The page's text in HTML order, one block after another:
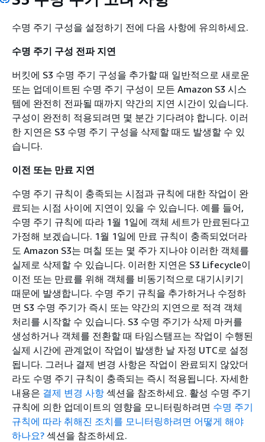
수명 주기 구성을 설정하기 전에 다음 사항에 유의하세요.
수명 주기 구성 전파 지연
버킷에 S3 수명 주기 구성을 추가할 때 일반적으로 새로운
또는 업데이트된 수명 주기 구성이 모든 Amazon S3 시스
템에 완전히 전파될 때까지 약간의 지연 시간이 있습니다.
구성이 완전히 적용되려면 몇 분간 기다려야 합니다. 이러
한 지연은 S3 수명 주기 구성을 삭제할 때도 발생할 수 있
습니다.
이전 또는 만료 지연
수명 주기 규칙이 충족되는 시점과 규칙에 대한 작업이 완
료되는 시점 사이에 지연이 있을 수 있습니다. 예를 들어,
수명 주기 규칙에 따라 1월 1일에 객체 세트가 만료된다고
가정해 보겠습니다. 1월 1일에 만료 규칙이 충족되었더라
도 Amazon S3는 며칠 또는 몇 주가 지나야 이러한 객체를
실제로 삭제할 수 있습니다. 이러한 지연은 S3 Lifecycle이
이전 또는 만료를 위해 객체를 비동기적으로 대기시키기
때문에 발생합니다. 수명 주기 규칙을 추가하거나 수정하
면 S3 수명 주기가 즉시 또는 약간의 지연으로 적격 객체
처리를 시작할 수 있습니다. S3 수명 주기가 삭제 마커를
생성하거나 객체를 전환할 때 타임스탬프는 작업이 수행된
실제 시간에 관계없이 작업이 발생한 날 자정 UTC로 설정
됩니다. 그러나 결제 변경 사항은 작업이 완료되지 않았더
라도 수명 주기 규칙이 충족되는 즉시 적용됩니다. 자세한
내용은 결제 변경 사항 섹션을 참조하세요. 활성 수명 주기
규칙에 의한 업데이트의 영향을 모니터링하려면 수명 주기
규칙에 따라 취해진 조치를 모니터링하려면 어떻게 해야
하나요? 섹션을 참조하세요.